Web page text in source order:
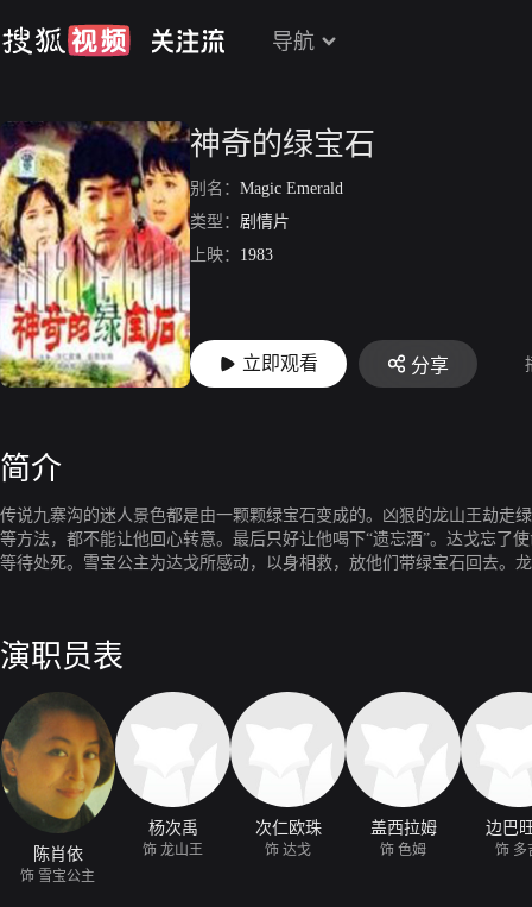
导航
神奇的绿宝石
别名： Magic Emerald
类型： 剧情片
上映： 1983
立即观看 分享
简介
传说九寨沟的迷人景色都是由一颗颗绿宝石变成的。凶狠的龙山王劫走
等方法，都不能让他回心转意。最后只好让他喝下“遗忘酒”。达戈忘了
等待处死。雪宝公主为达戈所感动，以身相救，放他们带绿宝石回去。
演职员表
陈肖依
饰 雪宝公主
杨次禹
饰 龙山王
次仁欧珠
饰 达戈
盖西拉姆
饰 色姆
边巴
饰 多